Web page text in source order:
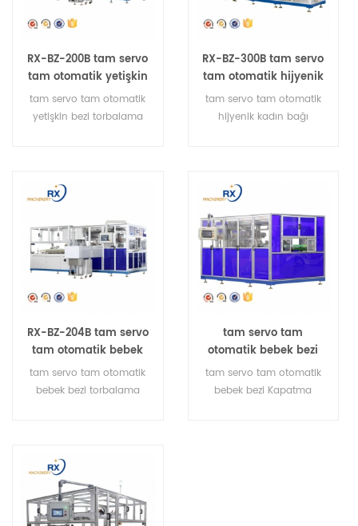
RX-BZ-200B tam servo
tam otomatik yetişkin
bezi paketleme
makinesi
tam servo tam otomatik
yetişkin bezi torbalama
RX-BZ-300B tam servo
tam otomatik hijyenik
ped paketleme
makinesi
tam servo tam otomatik
hijyenik kadın bağı
RX-BZ-204B tam servo
tam otomatik bebek
bezi paketleme
makinesi
tam servo tam otomatik
bebek bezi torbalama
tam servo tam
otomatik bebek bezi
yapıştırma makinesi
tam servo tam otomatik
bebek bezi Kapatma